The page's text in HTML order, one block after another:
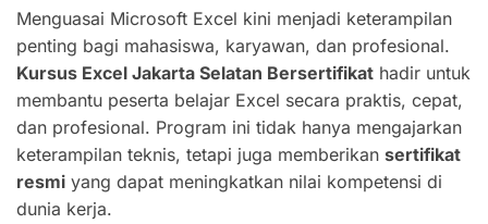
Menguasai Microsoft Excel kini menjadi keterampilan
penting bagi mahasiswa, karyawan, dan profesional.
Kursus Excel Jakarta Selatan Bersertifikat hadir untuk
membantu peserta belajar Excel secara praktis, cepat,
dan profesional. Program ini tidak hanya mengajarkan
keterampilan teknis, tetapi juga memberikan sertifikat
resmi yang dapat meningkatkan nilai kompetensi di
dunia kerja.